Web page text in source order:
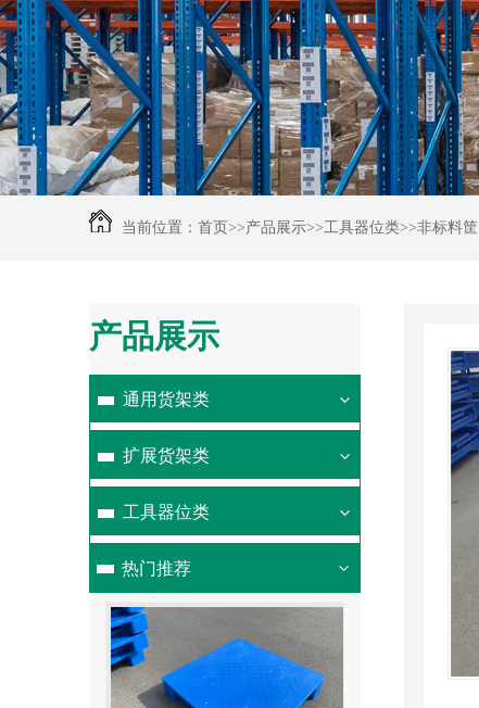
当前位置： 首页 >>产品展示>>工具器位类>>非标料筐
产品展示
通用货架类
扩展货架类
工具器位类
热门推荐